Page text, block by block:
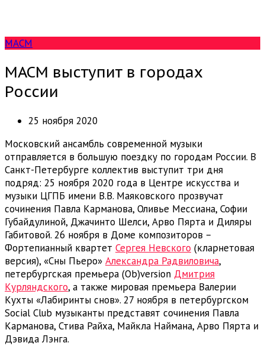
МАСМ
МАСМ выступит в городах
России
25 ноября 2020
Московский ансамбль современной музыки
отправляется в большую поездку по городам России. В
Санкт-Петербурге коллектив выступит три дня
подряд: 25 ноября 2020 года в Центре искусства и
музыки ЦГПБ имени В.В. Маяковского прозвучат
сочинения Павла Карманова, Оливье Мессиана, Софии
Губайдулиной, Джачинто Шелси, Арво Пярта и Диляры
Габитовой. 26 ноября в Доме композиторов –
Фортепианный квартет Сергея Невского (кларнетовая
версия), «Сны Пьеро» Александра Радвиловича,
петербургская премьера (Ob)version Дмитрия
Курляндского, а также мировая премьера Валерии
Кухты «Лабиринты снов». 27 ноября в петербургском
Social Club музыканты представят сочинения Павла
Карманова, Стива Райха, Майкла Наймана, Арво Пярта и
Дэвида Лэнга.